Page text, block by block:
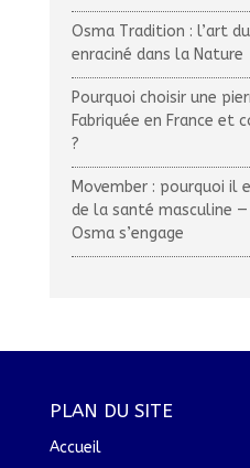
Osma Tradition : l’art
enraciné dans la Nature
Pourquoi choisir une
Fabriquée en France et
?
Movember : pourquoi il
de la santé masculine
Osma s’engage
PLAN DU SITE
Accueil